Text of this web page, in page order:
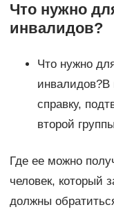
Что нужно
инвалидов?
Что нужно
инвалидов?В
справку,
второй
Где ее можно
человек, который
должны